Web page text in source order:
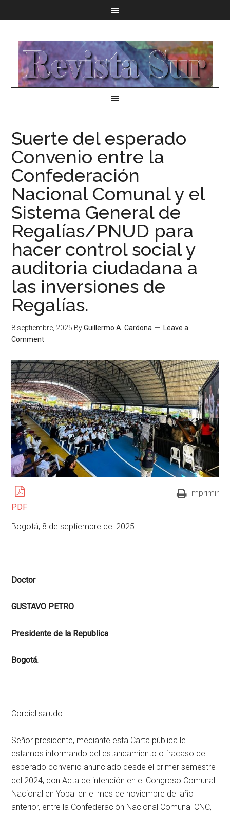
Suerte del esperado
Convenio entre la
Confederación
Nacional Comunal y el
Sistema General de
Regalías/PNUD para
hacer control social y
auditoria ciudadana a
las inversiones de
Regalías.
8 septiembre, 2025 ByGuillermo A. Cardona
Leave a
Comment
PDF
Imprimir
Bogotá, 8 de septiembre del 2025.
Doctor
GUSTAVO PETRO
Presidente de la Republica
Bogotá.
Cordial saludo.
Señor presidente, mediante esta Carta pública le
estamos informando del estancamiento o fracaso del
esperado convenio anunciado desde el primer semestre
del 2024, con Acta de intención en el Congreso Comunal
Nacional en Yopal en el mes de noviembre del año
anterior, entre la Confederación Nacional Comunal CNC,